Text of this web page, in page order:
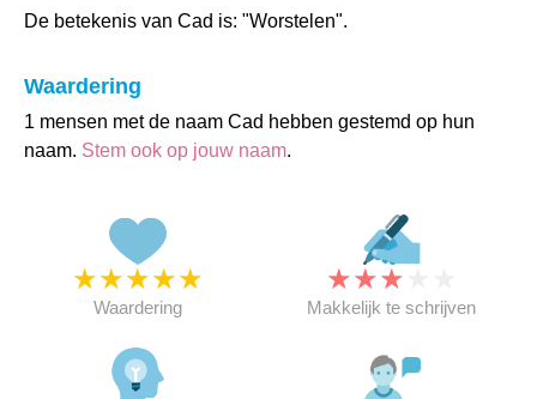
De betekenis van Cad is: "Worstelen".
Waardering
1 mensen met de naam Cad hebben gestemd op hun
naam. Stem ook op jouw naam.
★★★★★
Waardering
★★★
Makkelijk te schrijven